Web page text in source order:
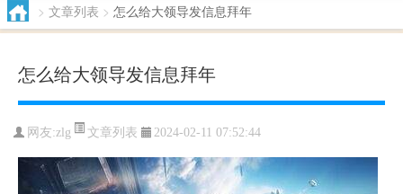
> 文章列表 > 怎么给大领导发信息拜年
怎么给大领导发信息拜年
网友:zlg 文章列表 2024-02-11 07:52:44